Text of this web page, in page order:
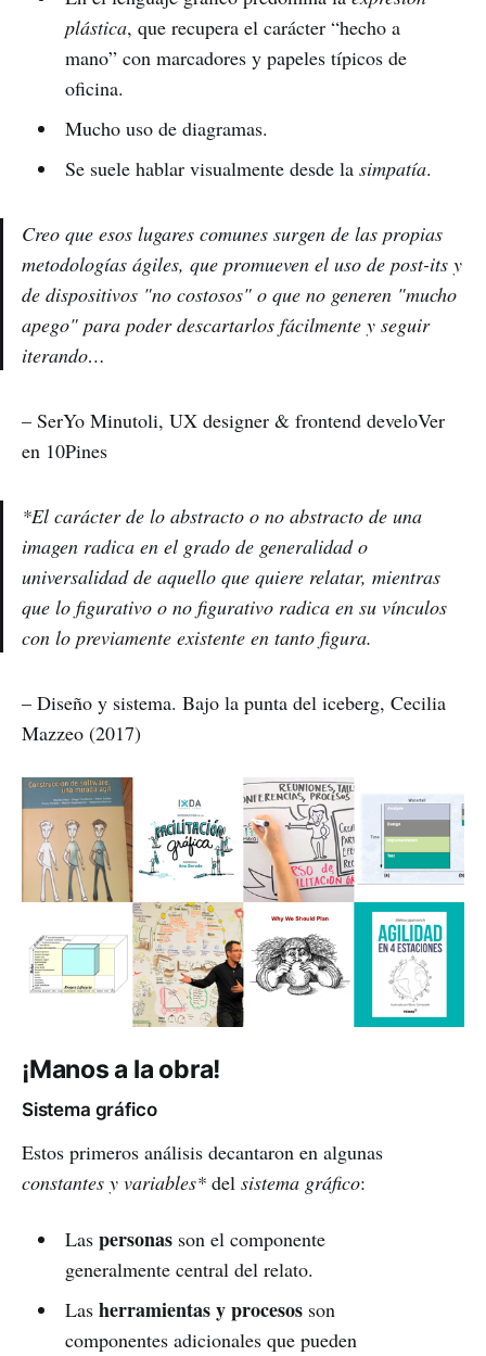
plástica, que recupera el carácter “hecho a
mano” con marcadores y papeles típicos de
oficina.
Mucho uso de diagramas.
Se suele hablar visualmente desde la simpatía.
Creo que esos lugares comunes surgen de las propias
metodologías ágiles, que promueven el uso de post-its y
de dispositivos "no costosos" o que no generen "mucho
apego" para poder descartarlos fácilmente y seguir
iterando…
– SerYo Minutoli, UX designer & frontend develoVer
en 10Pines
*El carácter de lo abstracto o no abstracto de una
imagen radica en el grado de generalidad o
universalidad de aquello que quiere relatar, mientras
que lo figurativo o no figurativo radica en su vínculos
con lo previamente existente en tanto figura.
– Diseño y sistema. Bajo la punta del iceberg, Cecilia
Mazzeo (2017)
¡Manos a la obra!
Sistema gráfico
Estos primeros análisis decantaron en algunas
constantes y variables* del sistema gráfico:
Las personasson el componente
generalmente central del relato.
Las herramientas y procesosson
componentes adicionales que pueden